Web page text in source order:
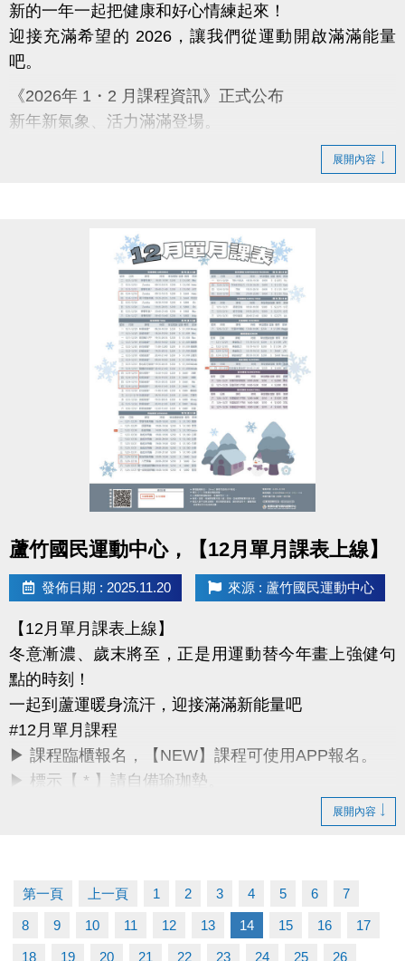
新的一年一起把健康和好心情練起來！
迎接充滿希望的 2026，讓我們從運動開啟滿滿能量
吧。
《2026年 1・2 月課程資訊》正式公布
新年新氣象、活力滿滿登場。
蘆寶與薇薇陪你迎向嶄新的一年，一起動出幸福與好
12/3～12/10：舊生原班續報 APP 9 折；臨櫃報名 95
12/11～12/31：APP 報名 9 折
12/31 前：多門課程享特別新年回饋，兩門 9 折；三
【原班學員定義】
曾參加完整 11–12 月期課程或 12 月單月課程，並開
班成功且無退費紀錄之學員。
詳細課程與報名方式，請洽現場櫃檯或來電詢問。
課務部：03-2639066 #115
桃園市蘆竹國民運動中心
所有資訊以中心公告為主，感謝您的支持與陪伴。
祝大家 2026 開運動起、好事連連！
展開內容
蘆竹國民運動中心，【12月單月課表上線】
發佈日期 : 2025.11.20 來源 : 蘆竹國民運動中心
【12月單月課表上線】
冬意漸濃、歲末將至，正是用運動替今年畫上強健句
點的時刻！
一起到蘆運暖身流汗，迎接滿滿新能量吧
#12月單月課程
▶ 課程臨櫃報名，【NEW】課程可使用APP報名。
▶ 標示【 * 】請自備瑜珈墊。
▶ 上課請穿著運動服裝，並攜帶毛巾、水。
▶ 若因人數不足無法開班，將於開課前通知，並請持
原信用卡、繳費憑證及發票至本中心辦理退費。
展開內容
第一頁 上一頁 1 2 3 4 5 6 7
8 9 10 11 12 13 14 15 16 17
18 19 20 21 22 23 24 25 26